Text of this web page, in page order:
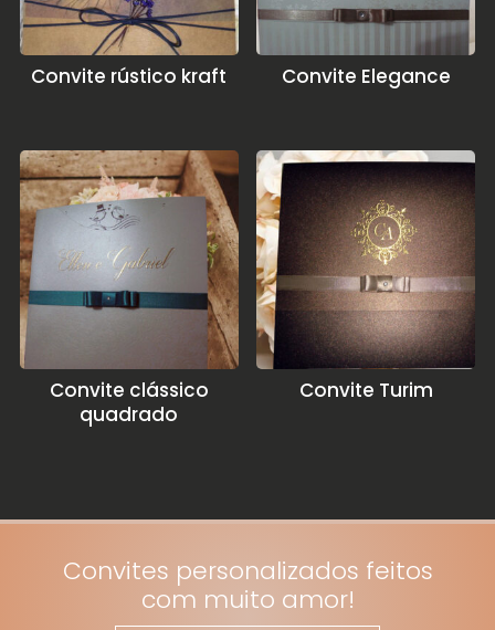
Convite rústico kraft Convite Elegance
Convite clássico
quadrado
Convite Turim
Convites personalizados feitos
com muito amor!